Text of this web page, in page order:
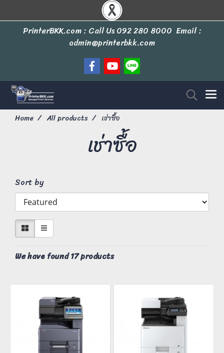
PrinterBKK.com : Call Us092 280 8000 Email :
admin@printerbkk.com
Home All products เช่าซื้อ
เช่าซื้อ
Sort by
We have found 17 products